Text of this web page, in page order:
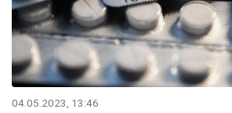
04.05.2023, 13:46